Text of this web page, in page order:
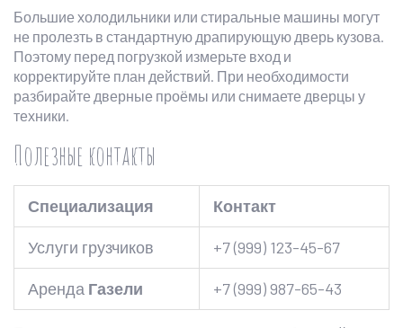
Большие холодильники или стиральные машины могут
не пролезть в стандартную драпирующую дверь кузова.
Поэтому перед погрузкой измерьте вход и
корректируйте план действий. При необходимости
разбирайте дверные проёмы или снимаете дверцы у
техники.
Полезные контакты
Специализация Контакт
Услуги грузчиков +7 (999) 123-45-67
Аренда Газели +7 (999) 987-65-43